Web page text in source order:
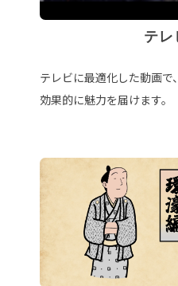
テレ
テレビに最適化した動画で
効果的に魅力を届けます。